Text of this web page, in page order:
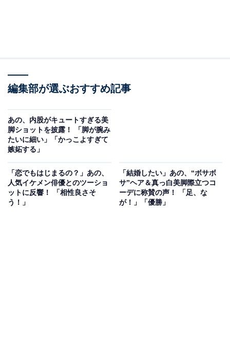
編集部が選ぶおすすめ記事
あの、内股がキュートすぎる美
脚ショットを披露！ 「脚が腕み
たいに細い」「かっこよすぎて
嫉妬する」
「恋でもはじまるの？」あの、
人気イケメン俳優とのツーショ
ットに反響！ 「相性良さそ
う！」
「結婚したい」あの、“ボサボ
サ”ヘア＆真っ白美脚際立つコ
ーデに称賛の声！ 「足、な
が！」「優勝」